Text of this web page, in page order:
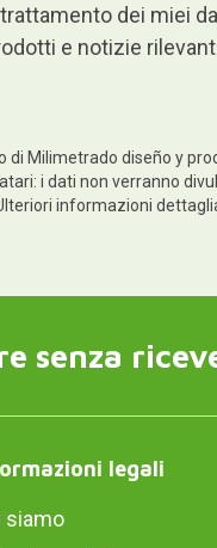
dei miei
e notizie
Milimetrado diseño y
i dati non verranno
informazioni
senza
legali
siamo